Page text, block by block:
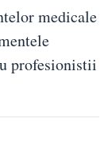
medicale
profesionistii